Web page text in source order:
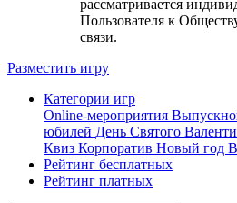
рассматривается
Пользователя к
связи.
Разместить игру
Категории игр
Online-мероприятия
юбилей День Святого
Квиз Корпоратив Новый год
Рейтинг бесплатных
Рейтинг платных